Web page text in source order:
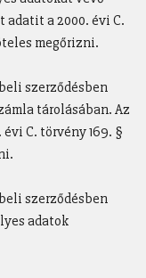
a 2000. évi C.
megőrizni.
szerződésben
tárolásában. Az
C. törvény 169. §
szerződésben
adatok